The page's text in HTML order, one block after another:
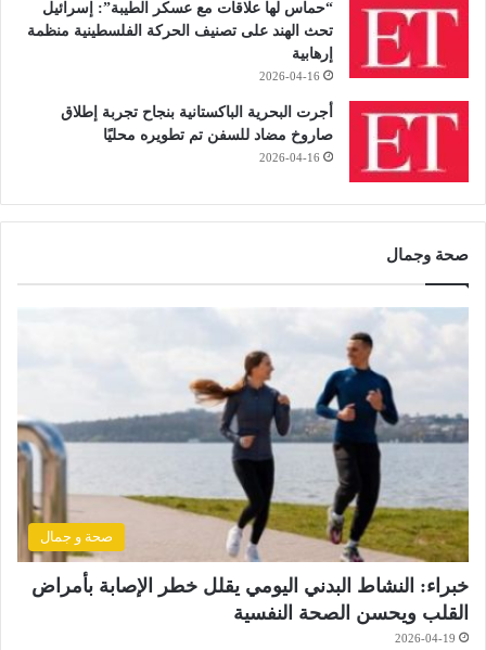
“حماس لها علاقات مع عسكر الطيبة”: إسرائيل
تحث الهند على تصنيف الحركة الفلسطينية منظمة
إرهابية
2026-04-16
أجرت البحرية الباكستانية بنجاح تجربة إطلاق
صاروخ مضاد للسفن تم تطويره محليًا
2026-04-16
صحة وجمال
صحة و جمال
خبراء: النشاط البدني اليومي يقلل خطر الإصابة بأمراض
القلب ويحسن الصحة النفسية
2026-04-19